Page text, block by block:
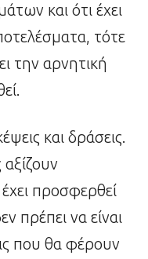
και ότι έχει
τότε
την αρνητική
και δράσεις.
προσφερθεί
πρέπει να είναι
που θα φέρουν